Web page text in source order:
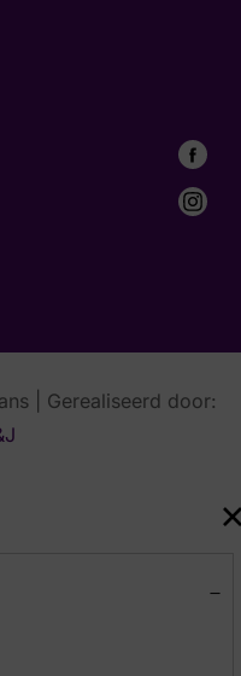
| Gerealiseerd door: